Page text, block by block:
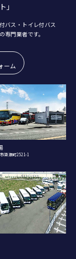
」
バス・トイレ付バス
門業者です。
ーム
簗瀬町2521-1